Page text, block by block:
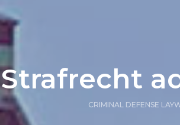
Strafrecht
CRIMINAL DEFENSE